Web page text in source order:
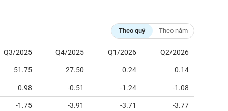
Theo quý Theo năm
Q3/2025 Q4/2025 Q1/2026 Q2/2026
51.75 27.50 0.24 0.14
0.98 -0.51 -1.24 -1.08
-1.75 -3.91 -3.71 -3.77